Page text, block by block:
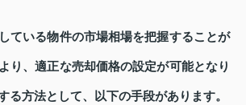
ている物件の市場相場を把握することが
り、適正な売却価格の設定が可能となり
る方法として、以下の手段があります。